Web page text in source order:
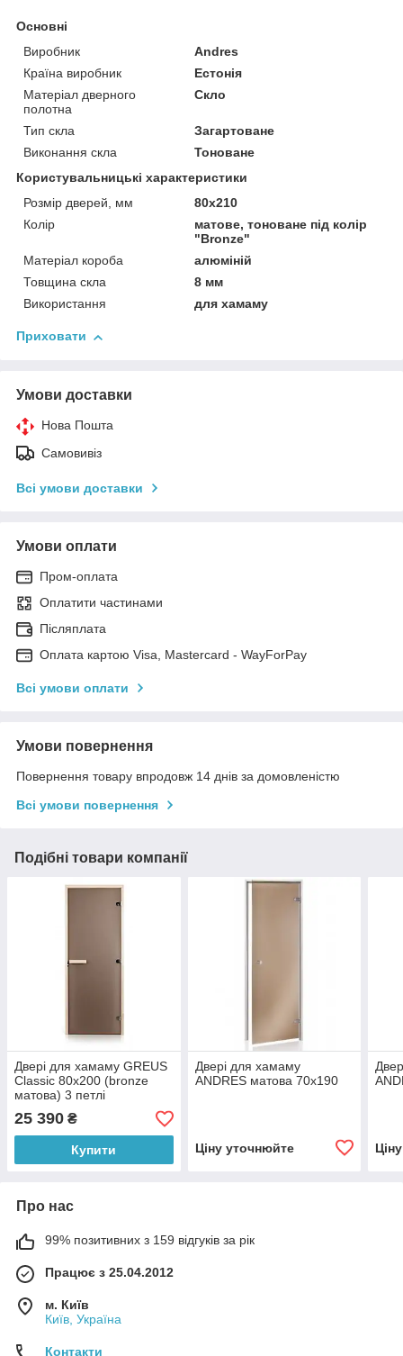
Основні
Виробник
Andres
Країна виробник
Естонія
Матеріал дверного
полотна
Скло
Тип скла
Загартоване
Виконання скла
Тоноване
Користувальницькі характеристики
Розмір дверей, мм
80х210
Колір
матове, тоноване під колір
"Bronze"
Матеріал короба
алюміній
Товщина скла
8 мм
Використання
для хамаму
Приховати
Умови доставки
Нова Пошта
Самовивіз
Всі умови доставки
Умови оплати
Пром-оплата
Оплатити частинами
Післяплата
Оплата картою Visa, Mastercard - WayForPay
Всі умови оплати
Умови повернення
Повернення товару впродовж 14 днів за домовленістю
Всі умови повернення
Подібні товари компанії
Двері для хамаму GREUS
Classic 80х200 (bronze
матова) 3 петлі
25 390 ₴
Купити
Двері для хамаму
ANDRES матова 70х190
Ціну уточнюйте
Про нас
99% позитивних з 159 відгуків за рік
Працює з 25.04.2012
м. Київ
Київ, Україна
Контакти